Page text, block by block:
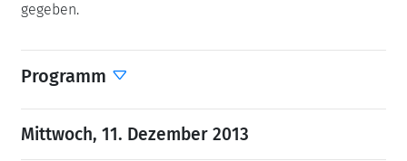
gegeben.
Programm
Mittwoch, 11. Dezember 2013